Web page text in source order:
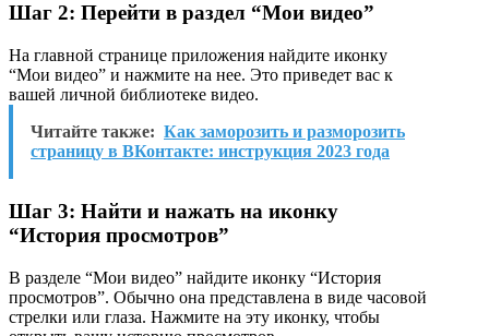
Шаг 2: Перейти в раздел “Мои видео”
На главной странице приложения найдите иконку
“Мои видео” и нажмите на нее. Это приведет вас к
вашей личной библиотеке видео.
Читайте также: Как заморозить и разморозить
страницу в ВКонтакте: инструкция 2023 года
Шаг 3: Найти и нажать на иконку
“История просмотров”
В разделе “Мои видео” найдите иконку “История
просмотров”. Обычно она представлена в виде часовой
стрелки или глаза. Нажмите на эту иконку, чтобы